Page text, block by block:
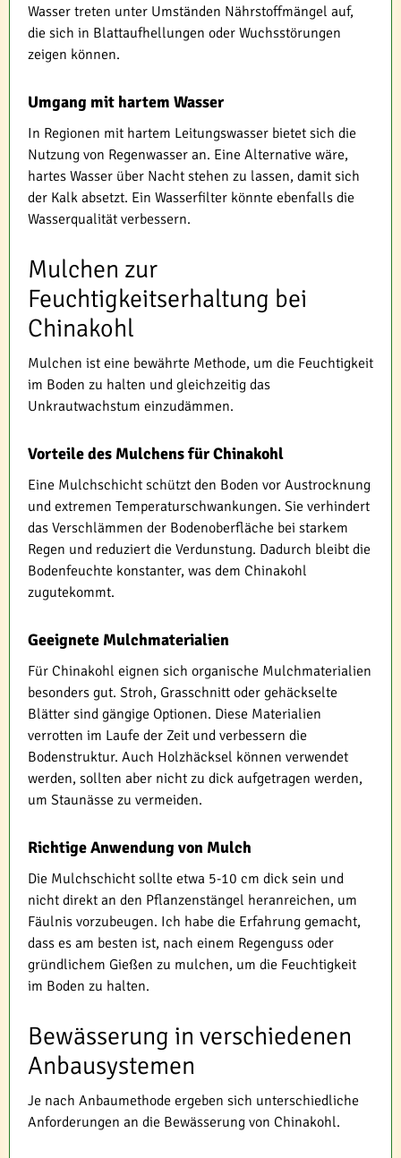
Wasser treten unter Umständen Nährstoffmängel auf,
die sich in Blattaufhellungen oder Wuchsstörungen
zeigen können.
Umgang mit hartem Wasser
In Regionen mit hartem Leitungswasser bietet sich die
Nutzung von Regenwasser an. Eine Alternative wäre,
hartes Wasser über Nacht stehen zu lassen, damit sich
der Kalk absetzt. Ein Wasserfilter könnte ebenfalls die
Wasserqualität verbessern.
Mulchen zur
Feuchtigkeitserhaltung bei
Chinakohl
Mulchen ist eine bewährte Methode, um die Feuchtigkeit
im Boden zu halten und gleichzeitig das
Unkrautwachstum einzudämmen.
Vorteile des Mulchens für Chinakohl
Eine Mulchschicht schützt den Boden vor Austrocknung
und extremen Temperaturschwankungen. Sie verhindert
das Verschlämmen der Bodenoberfläche bei starkem
Regen und reduziert die Verdunstung. Dadurch bleibt die
Bodenfeuchte konstanter, was dem Chinakohl
zugutekommt.
Geeignete Mulchmaterialien
Für Chinakohl eignen sich organische Mulchmaterialien
besonders gut. Stroh, Grasschnitt oder gehäckselte
Blätter sind gängige Optionen. Diese Materialien
verrotten im Laufe der Zeit und verbessern die
Bodenstruktur. Auch Holzhäcksel können verwendet
werden, sollten aber nicht zu dick aufgetragen werden,
um Staunässe zu vermeiden.
Richtige Anwendung von Mulch
Die Mulchschicht sollte etwa 5-10 cm dick sein und
nicht direkt an den Pflanzenstängel heranreichen, um
Fäulnis vorzubeugen. Ich habe die Erfahrung gemacht,
dass es am besten ist, nach einem Regenguss oder
gründlichem Gießen zu mulchen, um die Feuchtigkeit
im Boden zu halten.
Bewässerung in verschiedenen
Anbausystemen
Je nach Anbaumethode ergeben sich unterschiedliche
Anforderungen an die Bewässerung von Chinakohl.